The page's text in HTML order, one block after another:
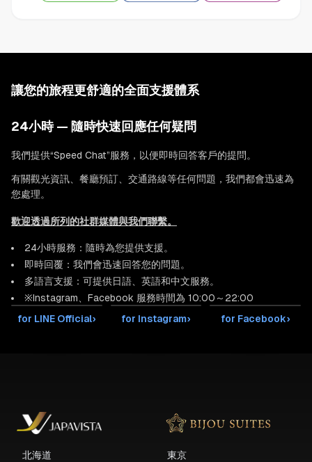
讓您的旅程更舒適的全面支援體系
24小時 — 隨時快速回應任何疑問
我們提供“Speed Chat”服務，以便即時回答客戶的提問。
有關觀光資訊、餐廳預訂、交通路線等任何問題，我們都會迅速為
您處理。
歡迎透過所列的社群媒體與我們聯繫。
24小時服務：隨時為您提供支援。
即時回覆：我們會迅速回答您的問題。
多語言支援：可提供日語、英語和中文服務。
※Instagram、Facebook 服務時間為 10:00～22:00
for LINE Official› for Instagram› for Facebook›
北海道
東京